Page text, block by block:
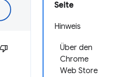
Seite
Hinweis
Über den
Chrome
Web Store